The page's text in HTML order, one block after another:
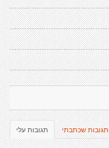
תגובות עלי תגובות שכתבתי